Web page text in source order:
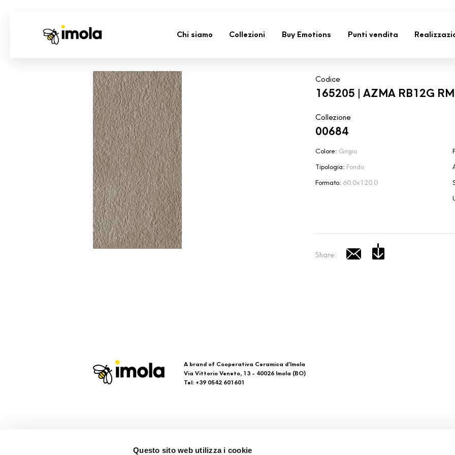
Questo sito web utilizza i cookie
Chi siamo Collezioni Buy Emotions Punti vendita
Codice
165205 | AZMA RB12G RM
Collezione
00684
Colore: Grigio
Tipologia: Fondo
Formato: 60.0x120.0
Share:
A brand of Cooperativa Ceramica d’Imola
Via Vittorio Veneto, 13 - 40026 Imola (BO)
Tel: +39 0542 601601